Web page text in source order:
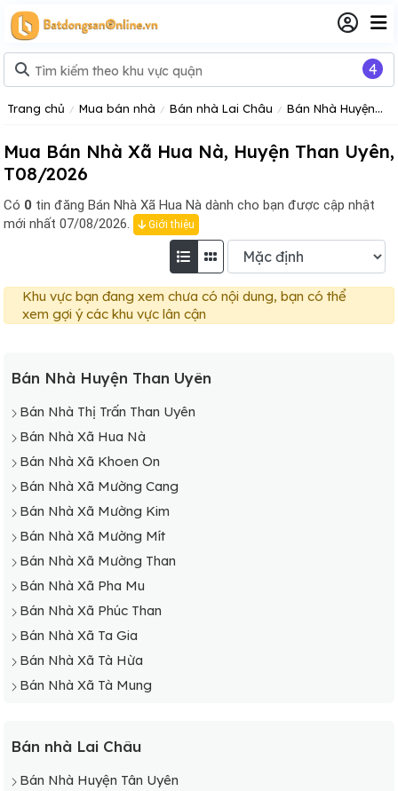
Trang chủ Mua bán nhà Bán nhà Lai Châu Bán Nhà Huyện Than Uyên
Mua Bán Nhà Xã Hua Nà, Huyện Than Uyên,
T08/2026
Có 0 tin đăng Bán Nhà Xã Hua Nà dành cho bạn được cập nhật
mới nhất 07/08/2026.
Giới thiệu
Khu vực bạn đang xem chưa có nội dung, bạn có thể
xem gợi ý các khu vực lân cận
Bán Nhà Huyện Than Uyên
Bán Nhà Thị Trấn Than Uyên
Bán Nhà Xã Hua Nà
Bán Nhà Xã Khoen On
Bán Nhà Xã Mường Cang
Bán Nhà Xã Mường Kim
Bán Nhà Xã Mường Mít
Bán Nhà Xã Mường Than
Bán Nhà Xã Pha Mu
Bán Nhà Xã Phúc Than
Bán Nhà Xã Ta Gia
Bán Nhà Xã Tà Hừa
Bán Nhà Xã Tà Mung
Bán nhà Lai Châu
Bán Nhà Huyện Tân Uyên
4